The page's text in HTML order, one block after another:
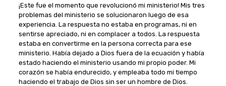
¡Este fue el momento que revolucionó mi ministerio! Mis tres
problemas del ministerio se solucionaron luego de esa
experiencia. La respuesta no estaba en programas, ni en
sentirse apreciado, ni en complacer a todos. La respuesta
estaba en convertirme en la persona correcta para ese
ministerio. Había dejado a Dios fuera de la ecuación y había
estado haciendo el ministerio usando mi propio poder. Mi
corazón se había endurecido, y empleaba todo mi tiempo
haciendo el trabajo de Dios sin ser un hombre de Dios.